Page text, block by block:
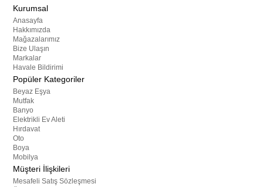
Kurumsal
Anasayfa
Hakkımızda
Mağazalarımız
Bize Ulaşın
Markalar
Havale Bildirimi
Popüler Kategoriler
Beyaz Eşya
Mutfak
Banyo
Elektrikli Ev Aleti
Hırdavat
Oto
Boya
Mobilya
Müşteri İlişkileri
Mesafeli Satış Sözleşmesi